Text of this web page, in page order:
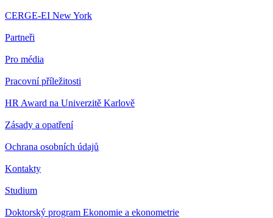
CERGE-EI New York
Partneři
Pro média
Pracovní příležitosti
HR Award na Univerzitě Karlově
Zásady a opatření
Ochrana osobních údajů
Kontakty
Studium
Doktorský program Ekonomie a ekonometrie